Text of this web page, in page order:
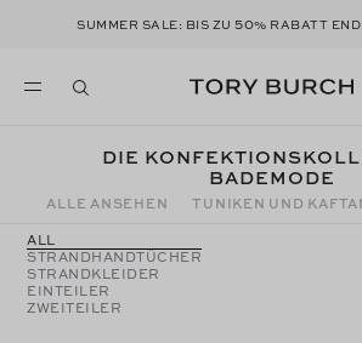
SUMMER SALE: BIS ZU50% RABATT
DIE
BADEMODE
ALLE ANSEHEN TUNIKEN UND
ALL
STRANDHANDTÜCHER
STRANDKLEIDER
EINTEILER
ZWEITEILER